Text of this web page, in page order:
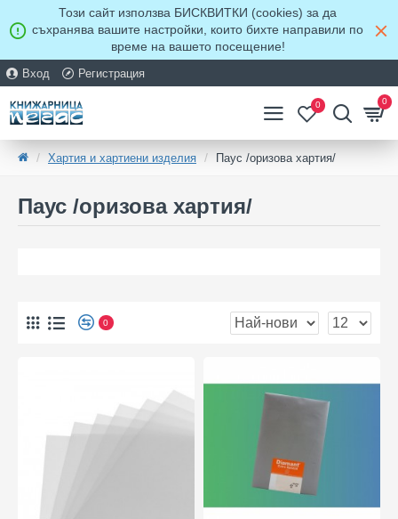
Този сайт използва БИСКВИТКИ (cookies) за да
съхранява вашите настройки, които бихте направили по
време на вашето посещение!
Вход Регистрация
0 0
Хартия и хартиени изделия Паус /оризова хартия/
Паус /оризова хартия/
0